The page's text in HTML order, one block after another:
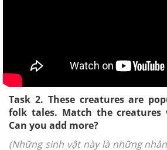
Task 2. These creatures are
folk tales. Match the
Can you add more?
(Những sinh vật này là những